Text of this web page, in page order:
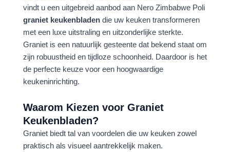
vindt u een uitgebreid aanbod aan Nero Zimbabwe Poli
graniet keukenbladen die uw keuken transformeren
met een luxe uitstraling en uitzonderlijke sterkte.
Graniet is een natuurlijk gesteente dat bekend staat om
zijn robuustheid en tijdloze schoonheid. Daardoor is het
de perfecte keuze voor een hoogwaardige
keukeninrichting.
Waarom Kiezen voor Graniet
Keukenbladen?
Graniet biedt tal van voordelen die uw keuken zowel
praktisch als visueel aantrekkelijk maken.